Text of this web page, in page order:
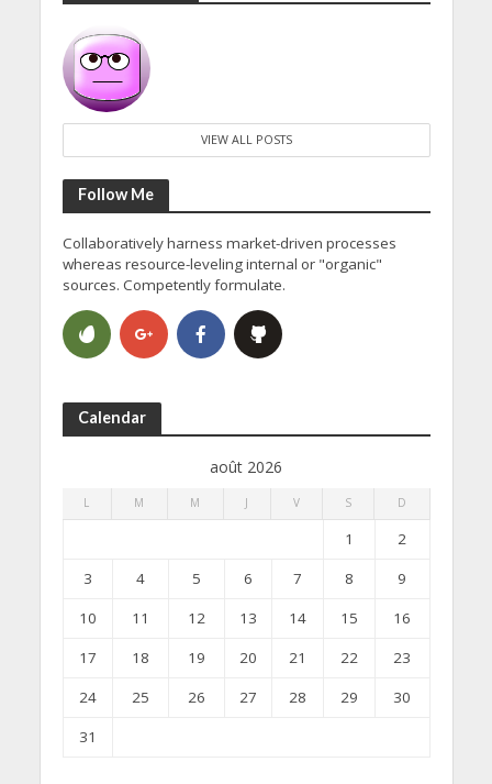
VIEW ALL POSTS
Follow Me
Collaboratively harness market-driven processes
whereas resource-leveling internal or "organic"
sources. Competently formulate.
Calendar
août 2026
L M M J V S D
1
2
3
4 5 6 7 8
9
10
11 12 13 14 15
16
17
18 19 20 21 22
23
24
25 26 27 28 29
30
31